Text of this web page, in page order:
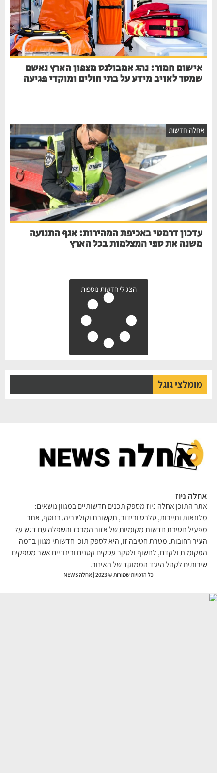
אישום חמור: נהג אמבולנס מצפון הארץ נאשם
שמסר לאויב מידע על בתי חולים ומוקדי פגיעה
חדשות
עדכון דרמטי באכיפת המהירות: אגף התנועה
משנה את ספי המצלמות בכל הארץ
הצג לי חדשות נוספות
מומלצי גוגל
ניוז
התוכן אחלה ניוז מספק תכנים חדשותיים במגוון נושאים:
ותיירות, סלבס ובידור, תקשורת וקולינריה. בנוסף, אתר
חטיבת חדשות מקומיות של אזור המרכז והשפלה עם דגש על
רחובות. מטרת חטיבה זו, היא לספק תוכן חדשותי מגוון ברמה
ולקדם, לחשוף ולסקר עסקים קטנים ובינוניים אשר מספקים
לקהל היעד הממוקד של האיזור.
כל הזכויות שמורות © 2023 | אחלה NEWS